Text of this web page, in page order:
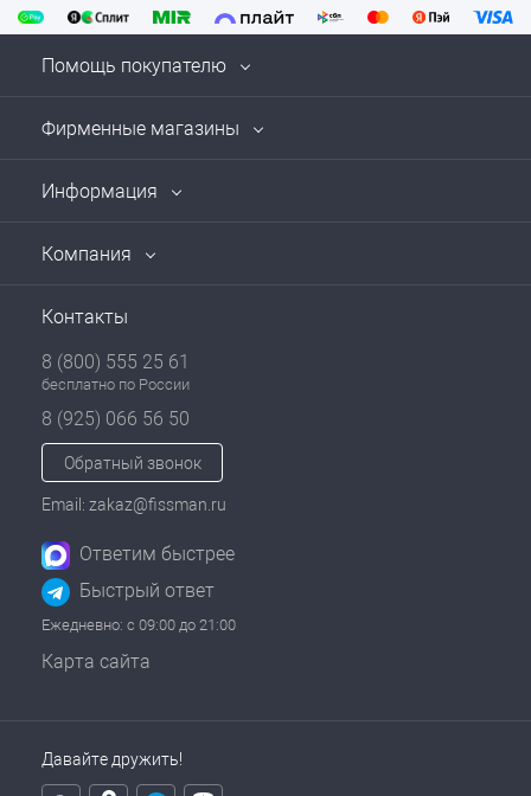
Помощь покупателю
Фирменные магазины
Информация
Компания
Контакты
8 (800) 555 25 61
бесплатно по России
8 (925) 066 56 50
Обратный звонок
Email: zakaz@fissman.ru
Ответим быстрее
Быстрый ответ
Ежедневно: с 09:00 до 21:00
Карта сайта
Давайте дружить!